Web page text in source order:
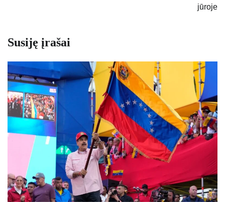
jūroje
Susiję įrašai